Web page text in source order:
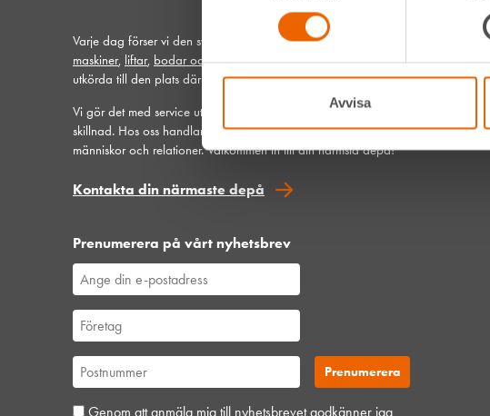
Avvisa
Varje dag förser vi den svenska bygg- och anläggningsbranschen med
maskiner, liftar, bodar och vagnar– alltid med möjlighet att få dem
utkörda till den plats där du behöver dem.
Vi gör det med service utöver det vanliga och problemlösning som gör
skillnad. Hos oss handlar mycket om maskiner, men alltid allra mest om
människor och relationer. Välkommen in till din närmsta depå!
Kontakta din närmaste depå
Prenumerera på vårt nyhetsbrev
Genom att anmäla mig till nyhetsbrevet godkänner jag